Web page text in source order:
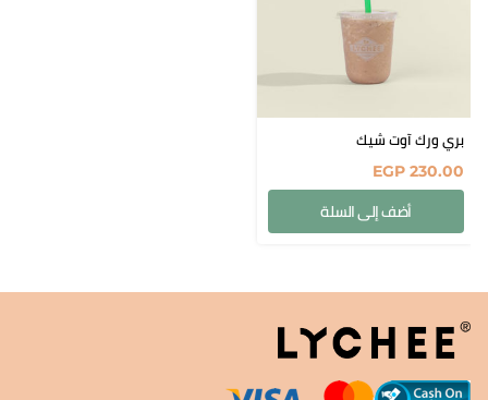
بري ورك آوت شيك
EGP 230.00
أضف إلى السلة